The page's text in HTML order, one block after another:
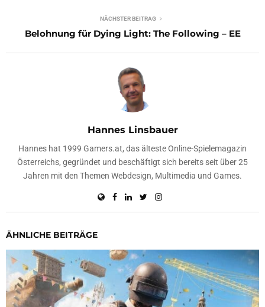
NÄCHSTER BEITRAG
Belohnung für Dying Light: The Following – EE
Hannes Linsbauer
Hannes hat 1999 Gamers.at, das älteste Online-Spielemagazin
Österreichs, gegründet und beschäftigt sich bereits seit über 25
Jahren mit den Themen Webdesign, Multimedia und Games.
ÄHNLICHE BEITRÄGE